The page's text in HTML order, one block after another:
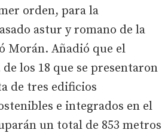
orden, para la
astur y romano de la
Morán. Añadió que el
los 18 que se presentaron
de tres edificios
e integrados en el
un total de 853 metros